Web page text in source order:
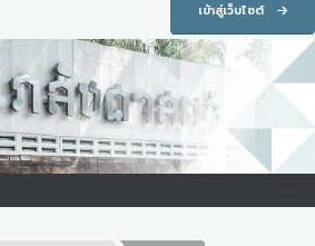
เข้าสู่เว็บไซต์